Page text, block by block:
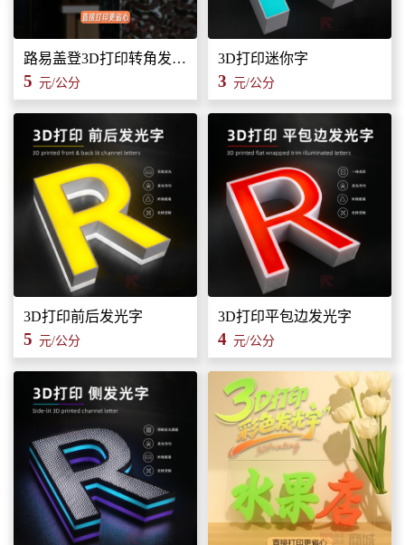
路易盖登3D打印转角发光字标识招牌
5 元/公分
3D打印迷你字
3 元/公分
3D打印前后发光字
5 元/公分
3D打印平包边发光字
4 元/公分